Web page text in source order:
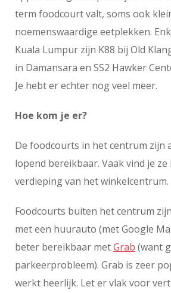
term foodcourt valt, soms ook
noemenswaardige eetplekken.
Kuala Lumpur zijn K88 bij Old
in Damansara en SS2 Hawker
Je hebt er echter nog veel meer.
Hoe kom je er?
De foodcourts in het centrum zijn
lopend bereikbaar. Vaak vind je
verdieping van het winkelcentrum.
Foodcourts buiten het centrum
met een huurauto (met Google
beter bereikbaar metGrab (want
parkeerprobleem). Grab is zeer
werkt heerlijk. Let er vlak voor